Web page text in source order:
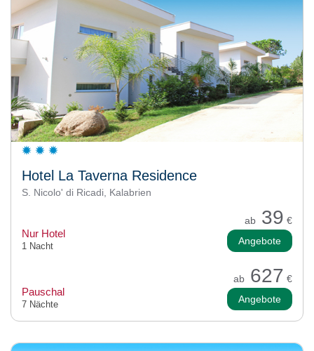
Hotel La Taverna Residence
S. Nicolo' di Ricadi, Kalabrien
ab 39 €
Nur Hotel
1 Nacht Angebote
ab 627 €
Pauschal
7 Nächte Angebote